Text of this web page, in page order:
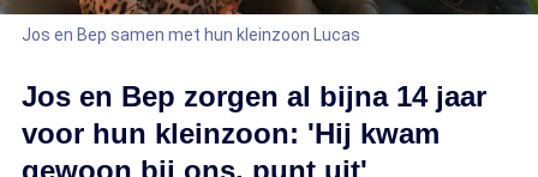
Jos en Bep samen met hun kleinzoon Lucas
Jos en Bep zorgen al bijna 14 jaar
voor hun kleinzoon: 'Hij kwam
gewoon bij ons, punt uit'